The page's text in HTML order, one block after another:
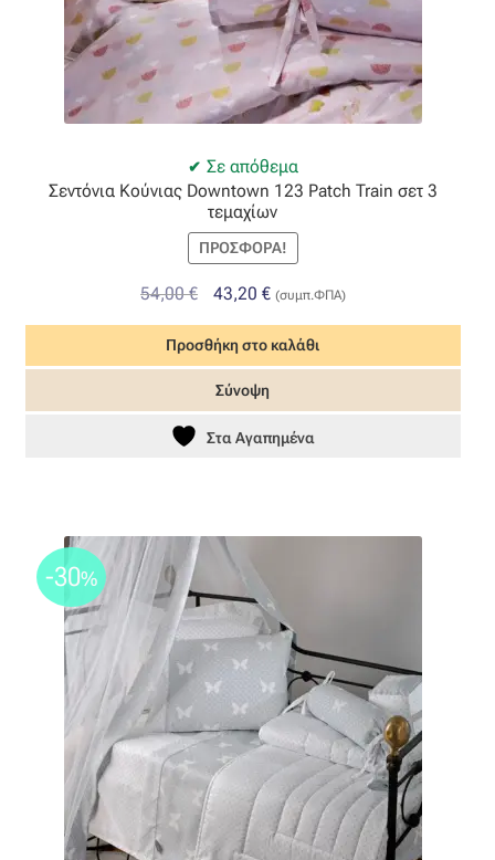
Σε απόθεμα
Σεντόνια Κούνιας Downtown 123 Patch Train σετ 3
τεμαχίων
ΠΡΟΣΦΟΡΆ!
54,00€
Original
price
was:
54,00 €.
43,20 €Η
τρέχουσα
τιμή
είναι:
(συμπ.ΦΠΑ)
Προσθήκη στο καλάθι
Σύνοψη
Στα Αγαπημένα
-30%